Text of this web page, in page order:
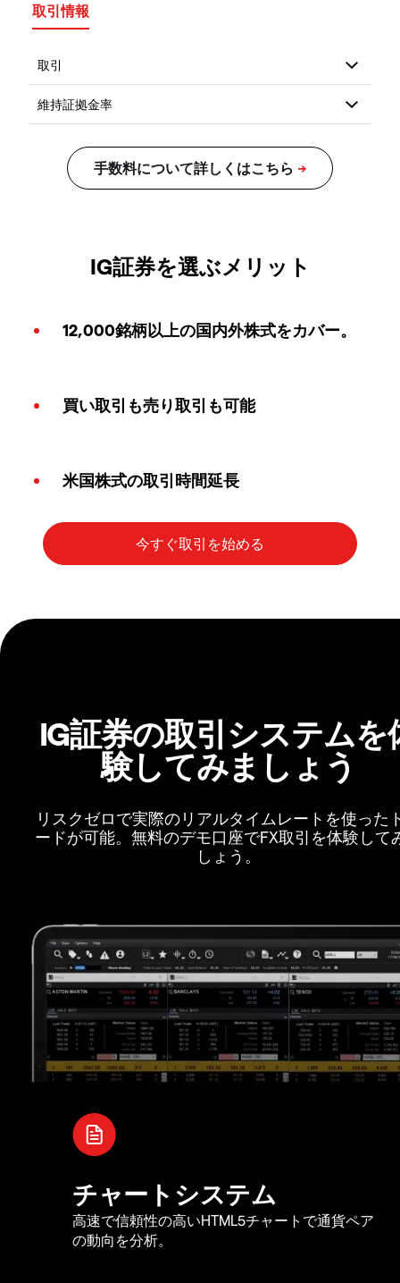
取引情報
IG証券を選ぶメリット
12,000銘柄以上の国内外株式をカバー。
買い取引も売り取引も可能
米国株式の取引時間延長
IG証券の取引システムを
験してみましょう
リスクゼロで実際のリアルタイムレートを使った
ードが可能。無料のデモ口座でFX取引を体験して
しょう。
チャートシステム
高速で信頼性の高いHTML5チャートで通貨ペア
の動向を分析。